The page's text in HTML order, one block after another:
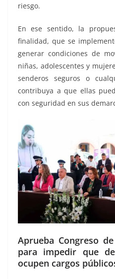
riesgo.
En ese sentido, la
finalidad, que se
generar condiciones de
niñas, adolescentes y
senderos seguros o
contribuya a que ellas
con seguridad en sus
Aprueba Congreso
para impedir que
ocupen cargos